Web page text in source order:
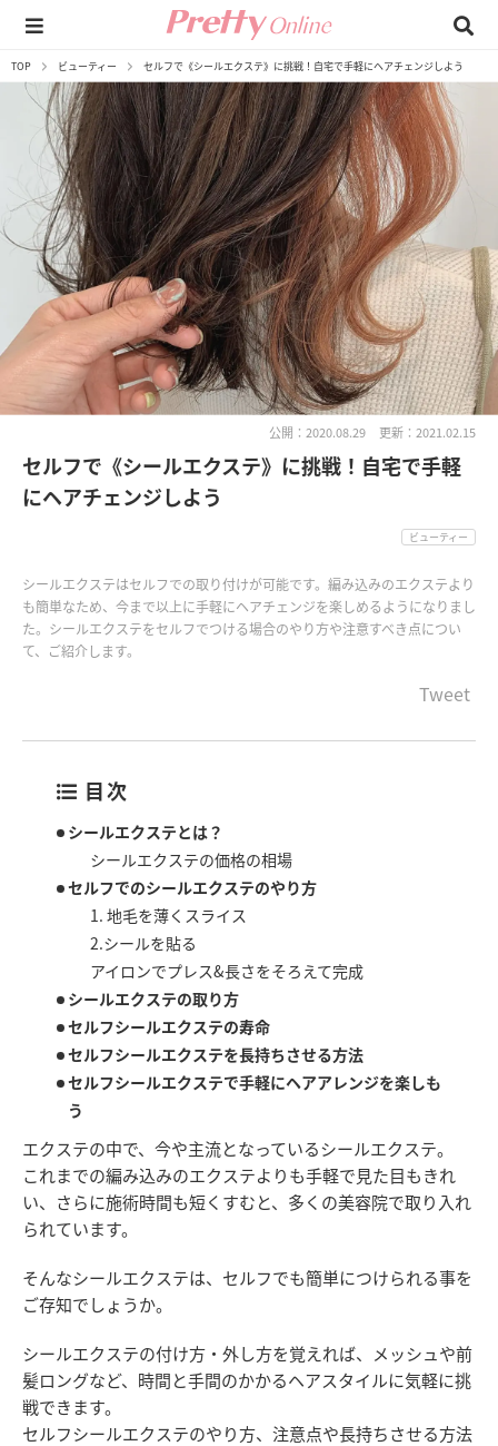
TOP ビューティー セルフで《シールエクステ》に挑戦！自宅で手軽にヘアチェンジしよう
公開：2020.08.29 更新：2021.02.15
セルフで《シールエクステ》に挑戦！自宅で手軽
にヘアチェンジしよう
ビューティー
シールエクステはセルフでの取り付けが可能です。編み込みのエクステより
も簡単なため、今まで以上に手軽にヘアチェンジを楽しめるようになりまし
た。シールエクステをセルフでつける場合のやり方や注意すべき点につい
て、ご紹介します。
Tweet
目次
シールエクステとは？
シールエクステの価格の相場
セルフでのシールエクステのやり方
1. 地毛を薄くスライス
2.シールを貼る
アイロンでプレス&長さをそろえて完成
シールエクステの取り方
セルフシールエクステの寿命
セルフシールエクステを長持ちさせる方法
セルフシールエクステで手軽にヘアアレンジを楽しも
う
エクステの中で、今や主流となっているシールエクステ。
これまでの編み込みのエクステよりも手軽で見た目もきれ
い、さらに施術時間も短くすむと、多くの美容院で取り入れ
られています。
そんなシールエクステは、セルフでも簡単につけられる事を
ご存知でしょうか。
シールエクステの付け方・外し方を覚えれば、メッシュや前
髪ロングなど、時間と手間のかかるヘアスタイルに気軽に挑
戦できます。
セルフシールエクステのやり方、注意点や長持ちさせる方法